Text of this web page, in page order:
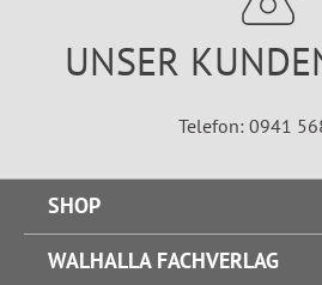
UNSER
Telefon: 0941
SHOP
WALHALLA FACHVERLAG